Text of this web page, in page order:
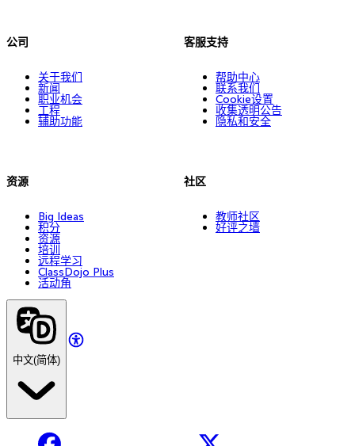
公司
关于我们
新闻
职业机会
工程
辅助功能
资源
Big Ideas
积分
资源
培训
远程学习
ClassDojo Plus
活动角
客服支持
帮助中心
联系我们
Cookie设置
收集透明公告
隐私和安全
社区
教师社区
好评之墙
中文(简体)
Facebook X